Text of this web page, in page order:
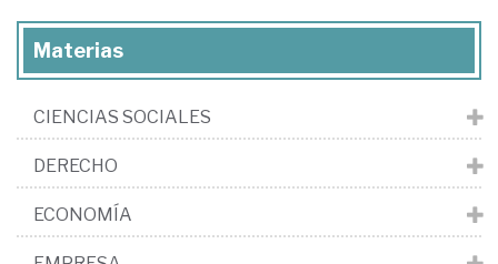
Materias
CIENCIAS SOCIALES
DERECHO
ECONOMÍA